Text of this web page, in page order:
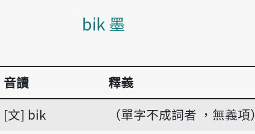
bi̍k 墨
音讀
釋義
文 bi̍k （單字不成詞者 ，無義項）